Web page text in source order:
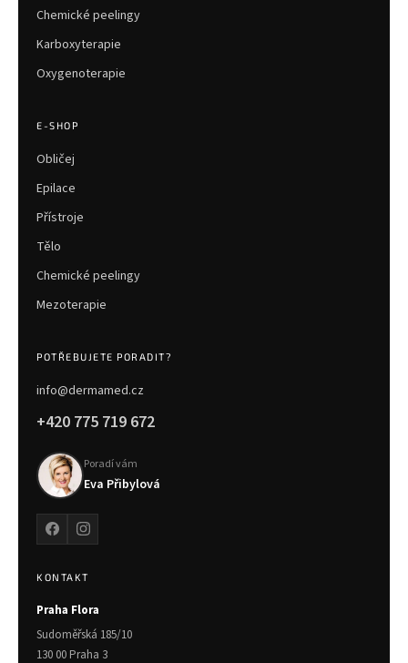
Chemické peelingy
Karboxyterapie
Oxygenoterapie
E-SHOP
Obličej
Epilace
Přístroje
Tělo
Chemické peelingy
Mezoterapie
POTŘEBUJETE PORADIT?
info@dermamed.cz
+420 775 719 672
Poradí vám
Eva Přibylová
KONTAKT
Praha Flora
Sudoměřská 185/10
130 00 Praha 3